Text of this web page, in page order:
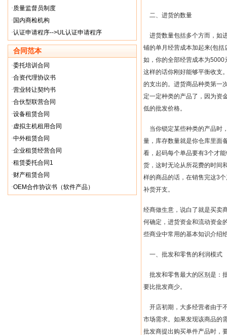
·质量监督员制度
· 国内商检机构
·认证申请程序-->UL认证申请程序
合同范本
·委托培训合同
·合资代理协议书
·营业转让契约书
·合伙型联营合同
·设备租赁合同
·虚拟主机租用合同
·中外租赁合同
·企业租赁经营合同
·租赁委托合同1
·财产租赁合同
·OEM合作协议书（软件产品）
二、进货的数量
进货数量包括多个方而，如
铺的单月经营成本加起来(包括
如，你的全部经营成本为5000
这样的话你刚好能够平衡收支
的支出的。进货商品种类第一
定一定种类的产品了，因为资
低的批发价格。
当你锁定某些种类的产品时
量，库存数量就是你仓库里面
看，起码每个单品要有3个才
货，这时无论从所花费的时间
样的商品的话，在销售完这3
补货开支。
经商做生意，说白了就是买卖
何确定，进货资金和流动资金
些商业中常用的基本知识介绍
一、批发和零售的利润模式
批发和零售最大的区别是：
要比批发商少。
开店初期，大多经营者由于
市场需求。如果发现该商品的
批发商提出购买单件产品时，